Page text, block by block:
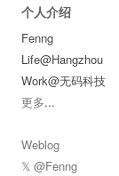
个人介绍
Fenng
Life@Hangzhou
Work@无码科技
更多...
Weblog
𝕏 @Fenng